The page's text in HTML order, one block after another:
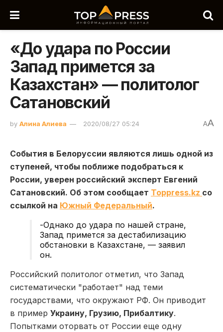
«До удара по России
Запад примется за
Казахстан» — политолог
Сатановский
by Алина Алиева 2020/08/27 05:24 AA
События в Белоруссии являются лишь одной из
ступеней, чтобы поближе подобраться к
России, уверен российский эксперт Евгений
Сатановский. Об этом сообщает Toppress.kz со
ссылкой на Южный Федеральный.
-Однако до удара по нашей стране,
Запад примется за дестабилизацию
обстановки в Казахстане, — заявил
он.
Российский политолог отметил, что Запад
систематически "работает" над теми
государствами, что окружают РФ. Он приводит
в пример Украину, Грузию, Прибалтику.
Попытками оторвать от России еще одну